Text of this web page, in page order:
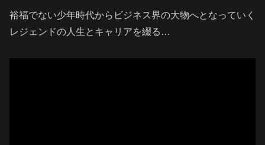
裕福でない少年時代からビジネス界の大物へとなっていく
レジェンドの人生とキャリアを綴る…